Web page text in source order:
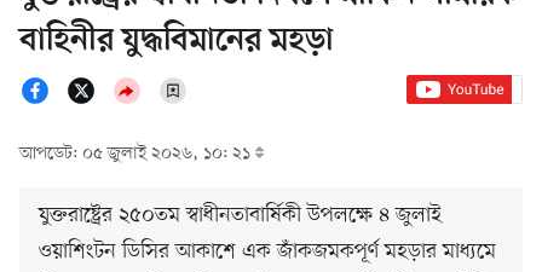
বাহিনীর যুদ্ধবিমানের মহড়া
আপডেট: ০৫ জুলাই ২০২৬, ১০: ২১
যুক্তরাষ্ট্রের ২৫০তম স্বাধীনতাবার্ষিকী উপলক্ষে ৪ জুলাই
ওয়াশিংটন ডিসির আকাশে এক জাঁকজমকপূর্ণ মহড়ার মাধ্যমে